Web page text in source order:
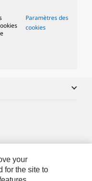
Paramètres des
cookies
your
for the site to